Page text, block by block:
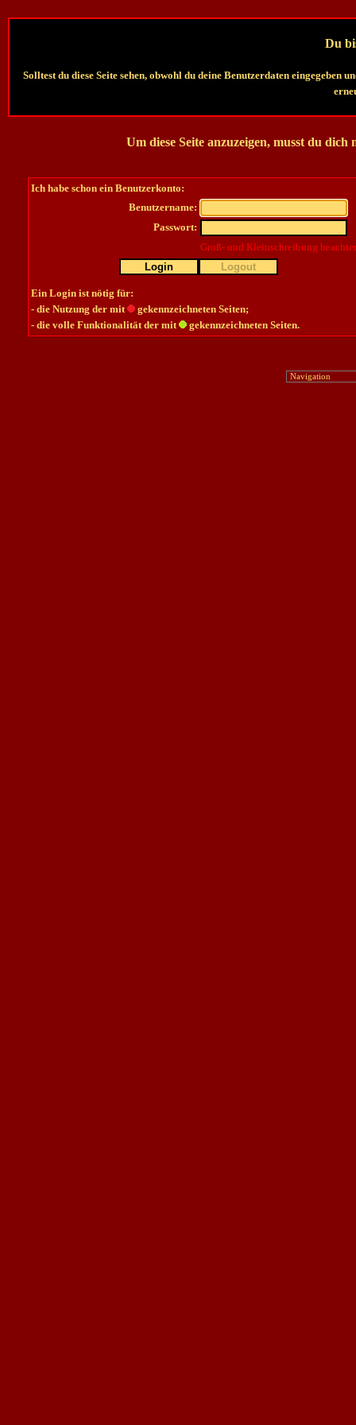
Du
Solltest du diese Seite sehen, obwohl du deine Benutzerdaten
Um diese Seite anzuzeigen, musst du
Ich habe schon ein Benutzerkonto:
Benutzername:
Passwort:
Groß- und Kleinschreibung
Login
Logout
Ein Login ist nötig für:
- die Nutzung der mit
gekennzeichneten Seiten;
- die volle Funktionalität der mit
gekennzeichneten Seiten.